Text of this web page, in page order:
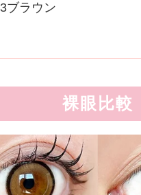
ブラウン
裸眼比較